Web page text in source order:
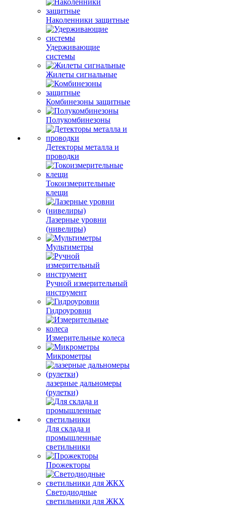
Наколенники защитные
Удерживающие
системы
Жилеты сигнальные
Комбинезоны защитные
Полукомбинезоны
Детекторы металла и
проводки
Токоизмерительные
клещи
Лазерные уровни
(нивелиры)
Мультиметры
Ручной измерительный
инструмент
Гидроуровни
Измерительные колеса
Микрометры
лазерные дальномеры
(рулетки)
Для склада и
промышленные
светильники
Прожекторы
Светодиодные
светильники для ЖКХ